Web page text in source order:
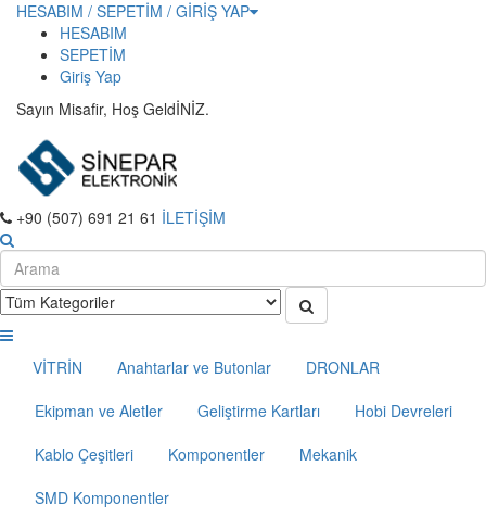
HESABIM / SEPETİM / GİRİŞ YAP
HESABIM
SEPETİM
Giriş Yap
Sayın Misafir, Hoş GeldİNİZ.
+90 (507) 691 21 61 İLETİŞİM
VİTRİN Anahtarlar ve Butonlar
DRONLAR
Ekipman ve Aletler
Geliştirme Kartları
Hobi Devreleri
Kablo Çeşitleri
Komponentler
Mekanik
SMD Komponentler